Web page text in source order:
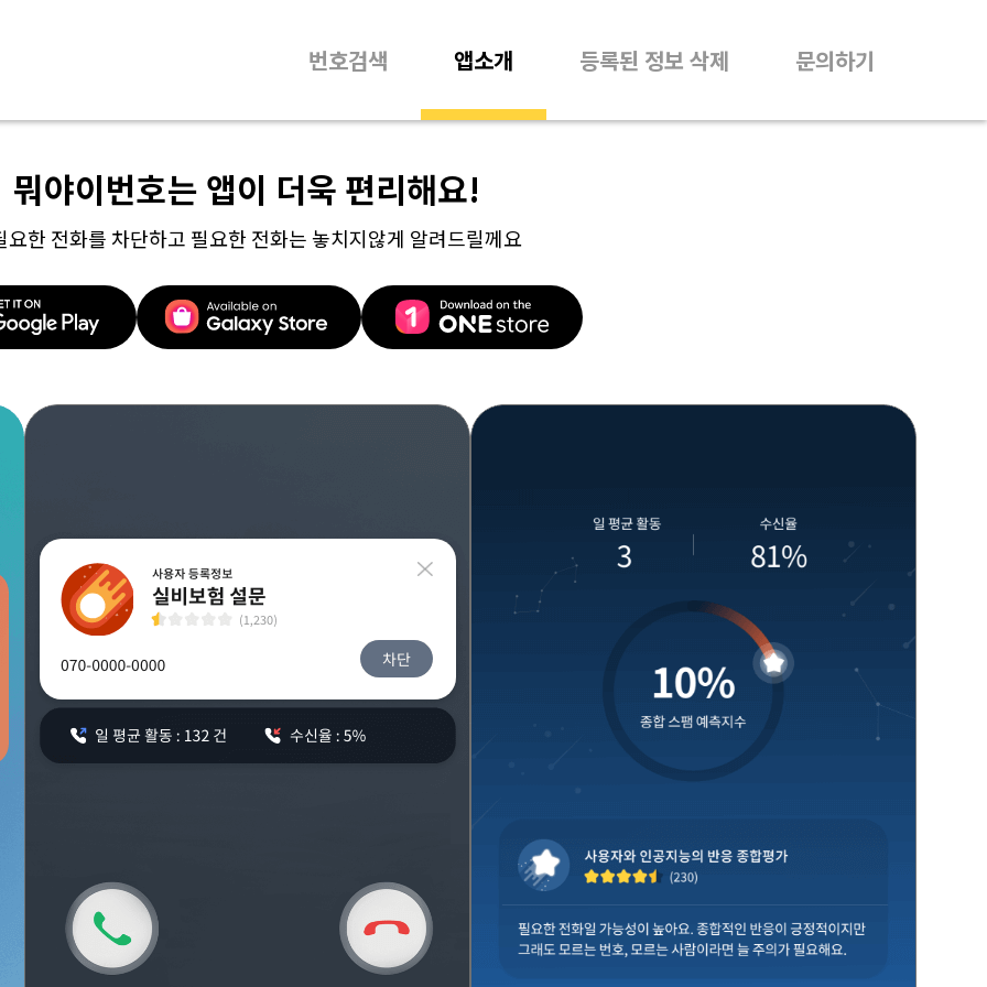
번호검색 앱소개 등록된 정보 삭제 문의하기
뭐야이번호는 앱이 더욱 편리해요!
요한 전화를 차단하고 필요한 전화는 놓치지않게 알려드릴께요